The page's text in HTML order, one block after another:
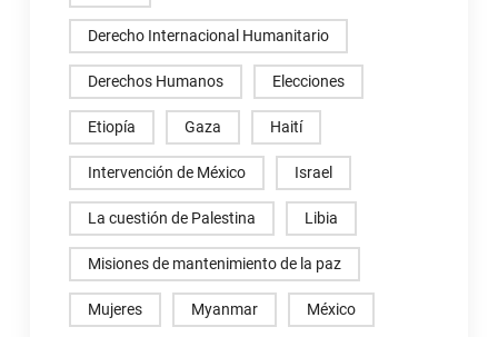
Derecho Internacional Humanitario
Derechos Humanos Elecciones
Etiopía Gaza Haití
Intervención de México Israel
La cuestión de Palestina Libia
Misiones de mantenimiento de la paz
Mujeres Myanmar México